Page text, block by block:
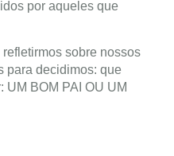
por aqueles que
sobre nossos
para decidimos: que
UM BOM PAI OU UM